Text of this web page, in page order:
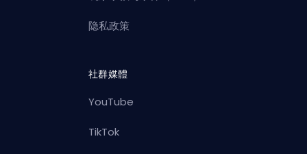
隐私政策
社群媒體
YouTube
TikTok